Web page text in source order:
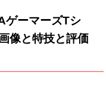
ゲーマーズTシ
像と特技と評価